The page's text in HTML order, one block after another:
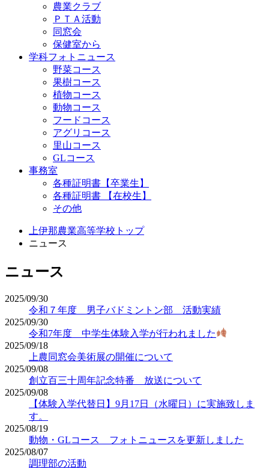
農業クラブ
ＰＴＡ活動
同窓会
保健室から
学科フォトニュース
野菜コース
果樹コース
植物コース
動物コース
フードコース
アグリコース
里山コース
GLコース
事務室
各種証明書【卒業生】
各種証明書 【在校生】
その他
上伊那農業高等学校トップ
ニュース
ニュース
2025/09/30
令和７年度 男子バドミントン部 活動実績
2025/09/30
令和7年度 中学生体験入学が行われました
2025/09/18
上農同窓会美術展の開催について
2025/09/08
創立百三十周年記念特番 放送について
2025/09/08
【体験入学代替日】9月17日（水曜日）に実施致しま
す。
2025/08/19
動物・GLコース フォトニュースを更新しました
2025/08/07
調理部の活動